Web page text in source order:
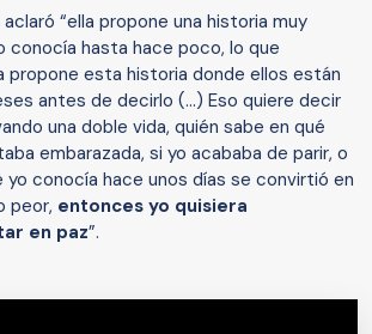
“ella propone una historia muy
conocía hasta hace poco, lo que
propone esta historia donde ellos están
antes de decirlo (...) Eso quiere decir
una doble vida, quién sabe en qué
embarazada, si yo acababa de parir, o
yo conocía hace unos días se convirtió en
peor, entonces yo quisiera
en paz”.